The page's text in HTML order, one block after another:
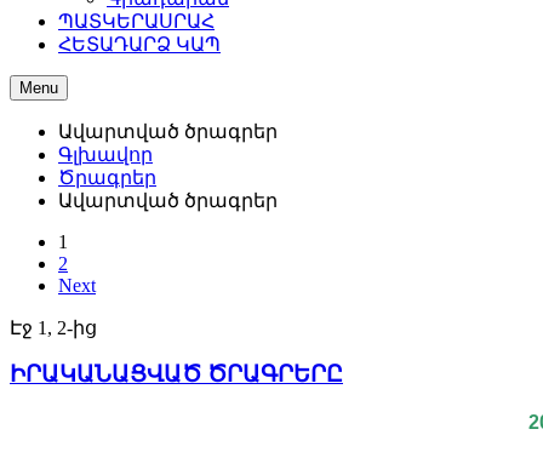
ՊԱՏԿԵՐԱՍՐԱՀ
ՀԵՏԱԴԱՐՁ ԿԱՊ
Menu
Ավարտված ծրագրեր
Գլխավոր
Ծրագրեր
Ավարտված ծրագրեր
1
2
Next
Էջ 1, 2-ից
ԻՐԱԿԱՆԱՑՎԱԾ ԾՐԱԳՐԵՐԸ